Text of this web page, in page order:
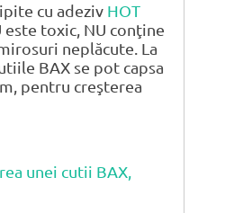
cu adeziv HOT
este toxic, NU conţine
neplăcute. La
BAX se pot capsa
pentru creşterea
unei cutii BAX,